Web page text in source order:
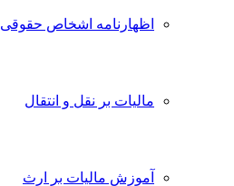
اظهارنامه اشخاص حقوقی
مالیات بر نقل و انتقال
آموزش مالیات بر ارث